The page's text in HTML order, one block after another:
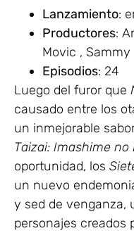
Lanzamiento:
Productores:
Movic , Sammy
Episodios: 24
Luego del furor que
causado entre los
un inmejorable
Taizai: Imashime no
oportunidad, los
un nuevo
y sed de venganza,
personajes creados